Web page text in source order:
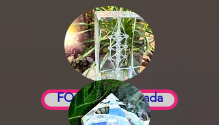
FO Familia Sagrada